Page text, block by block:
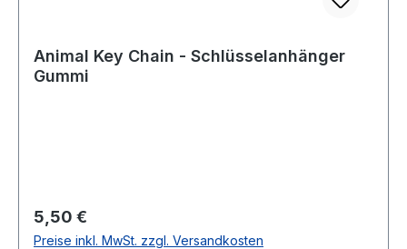
Animal Key Chain - Schlüsselanhänger
Gummi
Regulärer Preis:
5,50 €
Preise inkl. MwSt. zzgl. Versandkosten